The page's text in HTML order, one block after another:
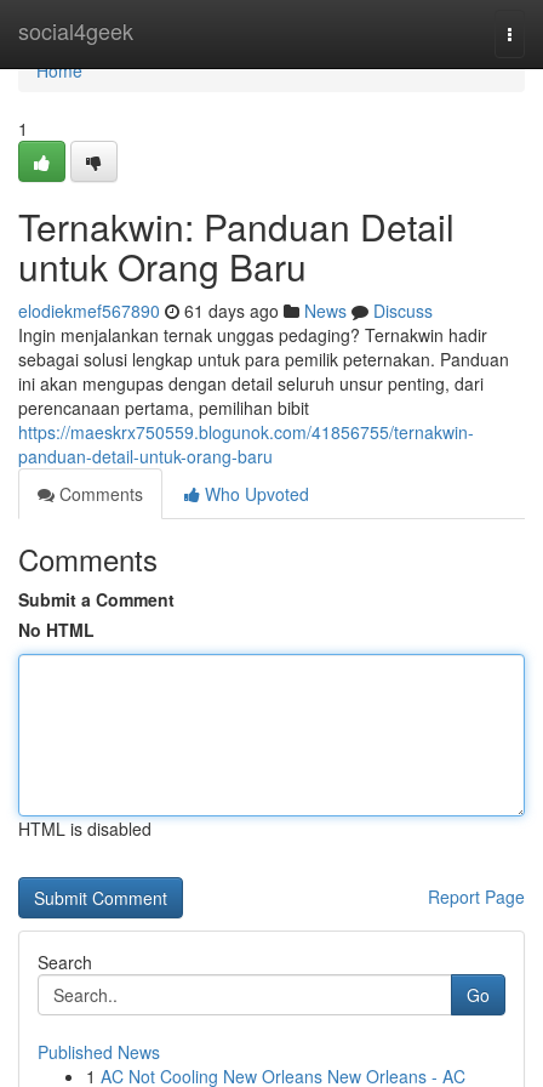
social4geek
Home
Home
1
Ternakwin: Panduan Detail
untuk Orang Baru
elodiekmef567890 61 days ago News
Discuss
Ingin menjalankan ternak unggas pedaging? Ternakwin hadir
sebagai solusi lengkap untuk para pemilik peternakan. Panduan
ini akan mengupas dengan detail seluruh unsur penting, dari
perencanaan pertama, pemilihan bibit
https://maeskrx750559.blogunok.com/41856755/ternakwin-
panduan-detail-untuk-orang-baru
Comments
Who Upvoted
Comments
Submit a Comment
No HTML
HTML is disabled
Report Page
Search
Go
Published News
1 AC Not Cooling New Orleans New Orleans - AC